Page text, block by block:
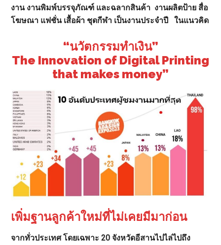
งาน งานพิมพ์บรรจุภัณฑ์ และฉลากสินค้า งานผลิตป้าย สื่อ
โฆษณา แฟชั่น เสื้อผ้า ชุดกีฬา เป็นงานประจำปี ในแนวคิด
“นวัตกรรมทำเงิน”
The Innovation of Digital Printing
that makes money”
เพิ่มฐานลูกค้าใหม่ที่ไม่เคยมีมาก่อน
จากทั่วประเทศ โดยเฉพาะ 20 จังหวัดอีสานไปไล่ไปถึง